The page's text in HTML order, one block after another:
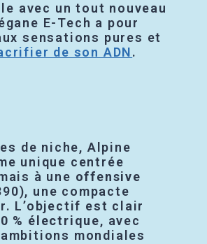
avec un tout nouveau
E-Tech a pour
sensations pures et
de son ADN.
de niche, Alpine
unique centrée
à une offensive
une compacte
L’objectif est clair
% électrique, avec
mondiales